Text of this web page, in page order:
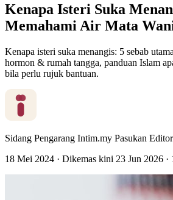
Kenapa Isteri Suka
Memahami Air Mata
Kenapa isteri suka menangis: 5 sebab
hormon & rumah tangga, panduan Islam
bila perlu rujuk bantuan.
Sidang Pengarang Intim.my Pasukan
18 Mei 2024 · Dikemas kini 23 Jun 2026 ·